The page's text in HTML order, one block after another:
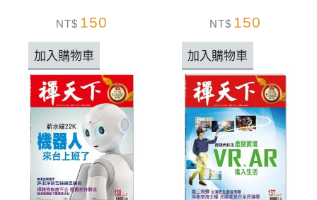
NT$ 150
加入購物車
NT$ 150
加入購物車